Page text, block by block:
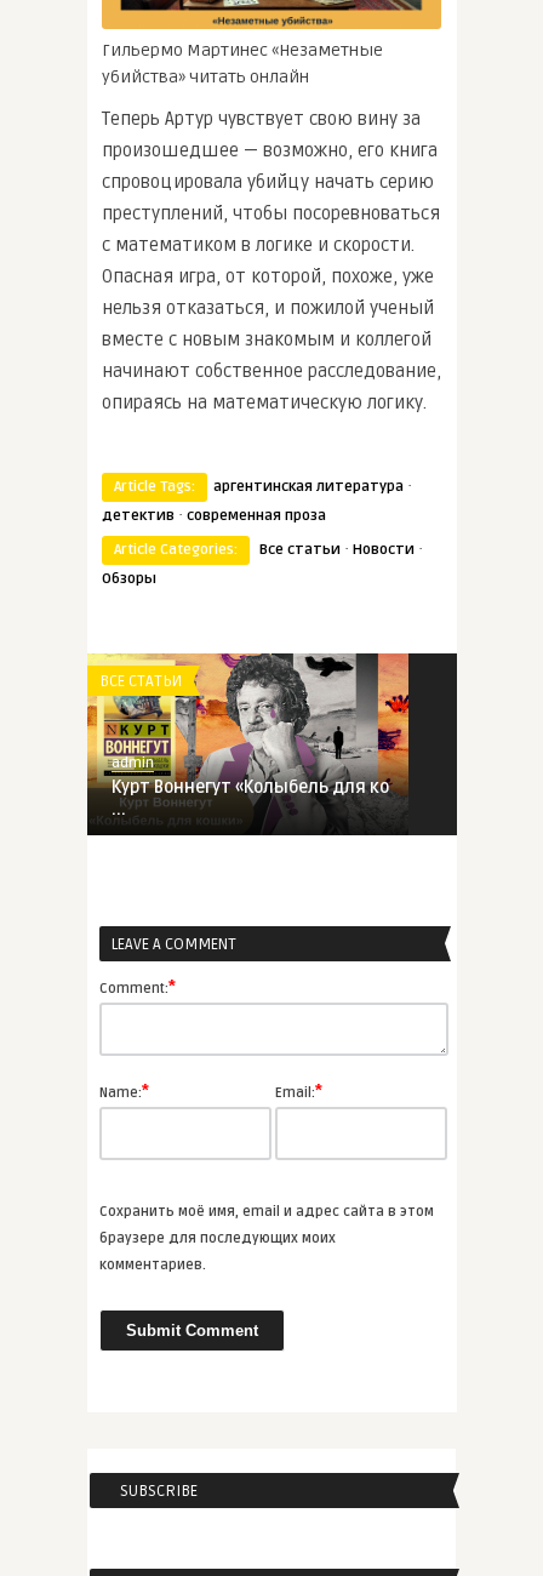
Гильермо Мартинес «Незаметные
убийства» читать онлайн
Теперь Артур чувствует свою вину за
произошедшее — возможно, его книга
спровоцировала убийцу начать серию
преступлений, чтобы посоревноваться
с математиком в логике и скорости.
Опасная игра, от которой, похоже, уже
нельзя отказаться, и пожилой ученый
вместе с новым знакомым и коллегой
начинают собственное расследование,
опираясь на математическую логику.
Article Tags: аргентинская литература ·
детектив · современная проза
Article Categories:
Все статьи · Новости ·
Обзоры
ВСЕ СТАТЬИ
admin
Курт Воннегут «Колыбель для ко
...
admin
от ...
ВСЕ СТАТЬИ
admin
Виктор Пелевин «Generation П»
admin
Шэрон Оуэнс «Чайная на
LEAVE A COMMENT
Comment:*
Name:* Email:*
Сохранить моё имя, email и адрес сайта в этом
браузере для последующих моих
комментариев.
SUBSCRIBE